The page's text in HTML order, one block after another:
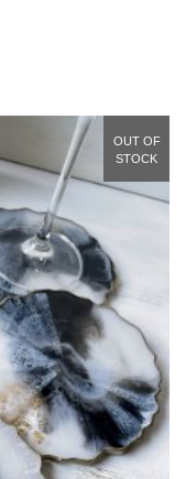
OUT OF
STOCK